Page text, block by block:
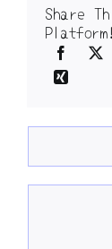
Share
Platform!